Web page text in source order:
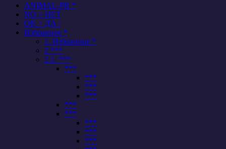
ANIMAL-PR *
NO = НЕТ
OK = ДА /
Избранное *
1. Избранное *
2 ***
2.1. ***
***
***
***
***
***
***
***
***
***